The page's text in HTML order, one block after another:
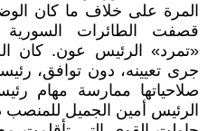
قصفت الطائرات السورية
«تمرد» الرئيس عون. كان
جرى تعيينه، دون توافق،
صلاحياتها ممارسة مهام
الرئيس أمين الجميل